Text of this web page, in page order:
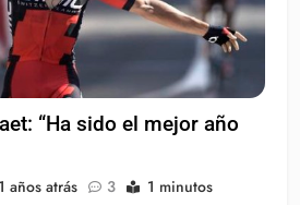
“Ha sido el mejor año
años atrás 3 1 minutos